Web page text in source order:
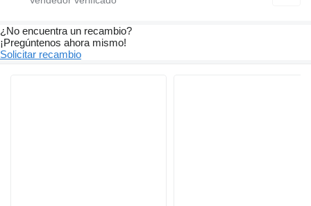
¿No encuentra un recambio?
¡Pregúntenos ahora mismo!
Solicitar recambio